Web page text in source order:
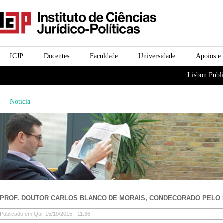
principal
icjp
menu-institucional Apoios e
Universidade
Faculdade
Docentes
ICJP
Lisbon
Notícia
PROF. DOUTOR CARLOS BLANCO DE MORAIS, CONDECORADO
Publicado em Qui, 15/10/2015 - 11:36